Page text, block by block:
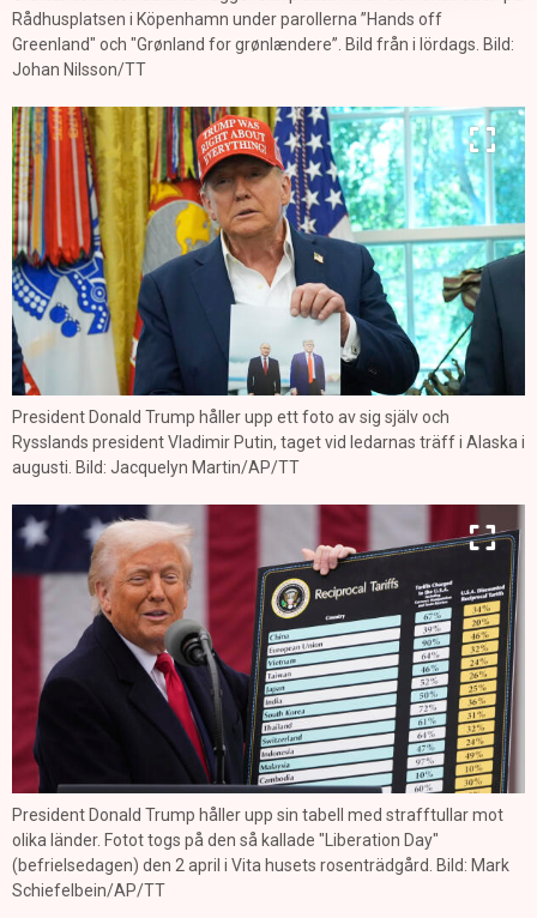
Rådhusplatsen i Köpenhamn under parollerna ”Hands off
Greenland" och "Grønland for grønlændere”. Bild från i lördags. Bild:
Johan Nilsson/TT
President Donald Trump håller upp ett foto av sig själv och
Rysslands president Vladimir Putin, taget vid ledarnas träff i Alaska i
augusti. Bild: Jacquelyn Martin/AP/TT
President Donald Trump håller upp sin tabell med strafftullar mot
olika länder. Fotot togs på den så kallade "Liberation Day"
(befrielsedagen) den 2 april i Vita husets rosenträdgård. Bild: Mark
Schiefelbein/AP/TT